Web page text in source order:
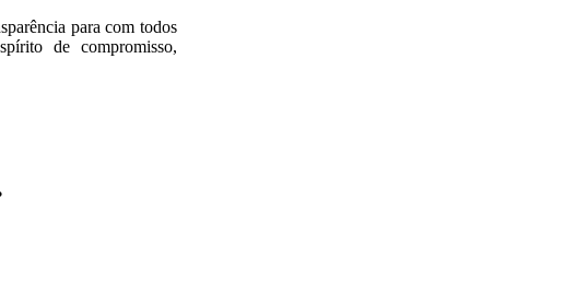
para com todos
de compromisso,